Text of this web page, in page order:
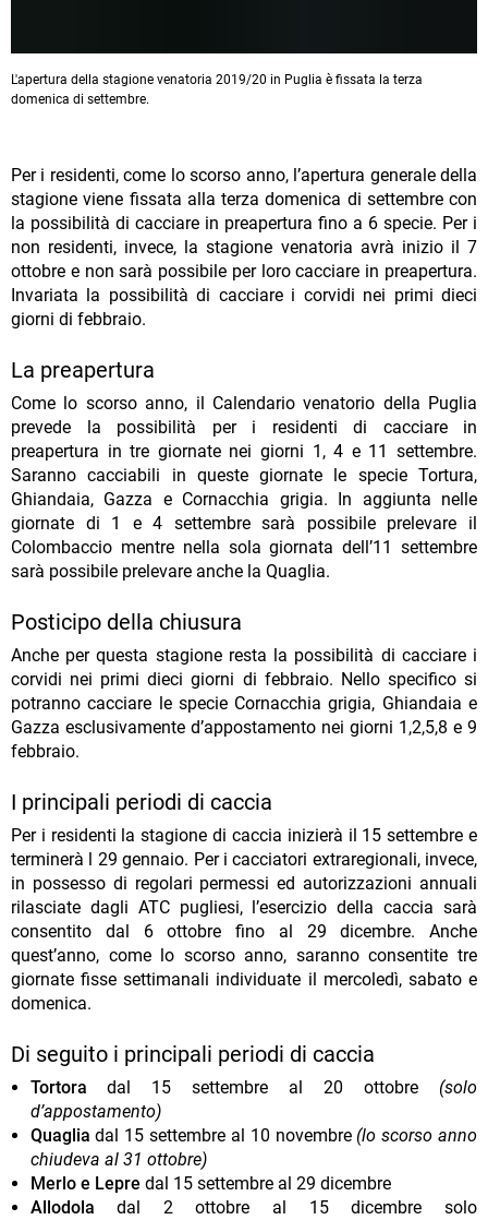
L'apertura della stagione venatoria 2019/20 in Puglia è fissata la terza
domenica di settembre.
Per i residenti, come lo scorso anno, l’apertura generale della
stagione viene fissata alla terza domenica di settembre con
la possibilità di cacciare in preapertura fino a 6 specie. Per i
non residenti, invece, la stagione venatoria avrà inizio il 7
ottobre e non sarà possibile per loro cacciare in preapertura.
Invariata la possibilità di cacciare i corvidi nei primi dieci
giorni di febbraio.
La preapertura
Come lo scorso anno, il Calendario venatorio della Puglia
prevede la possibilità per i residenti di cacciare in
preapertura in tre giornate nei giorni 1, 4 e 11 settembre.
Saranno cacciabili in queste giornate le specie Tortura,
Ghiandaia, Gazza e Cornacchia grigia. In aggiunta nelle
giornate di 1 e 4 settembre sarà possibile prelevare il
Colombaccio mentre nella sola giornata dell’11 settembre
sarà possibile prelevare anche la Quaglia.
Posticipo della chiusura
Anche per questa stagione resta la possibilità di cacciare i
corvidi nei primi dieci giorni di febbraio. Nello specifico si
potranno cacciare le specie Cornacchia grigia, Ghiandaia e
Gazza esclusivamente d’appostamento nei giorni 1,2,5,8 e 9
febbraio.
I principali periodi di caccia
Per i residenti la stagione di caccia inizierà il 15 settembre e
terminerà l 29 gennaio. Per i cacciatori extraregionali, invece,
in possesso di regolari permessi ed autorizzazioni annuali
rilasciate dagli ATC pugliesi, l’esercizio della caccia sarà
consentito dal 6 ottobre fino al 29 dicembre. Anche
quest’anno, come lo scorso anno, saranno consentite tre
giornate fisse settimanali individuate il mercoledì, sabato e
domenica.
Di seguito i principali periodi di caccia
Tortora dal 15 settembre al 20 ottobre (solo
d’appostamento)
Quagliadal 15 settembre al 10 novembre (lo scorso anno
chiudeva al 31 ottobre)
Merlo e Lepre dal 15 settembre al 29 dicembre
Allodoladal 2 ottobre al 15 dicembre solo